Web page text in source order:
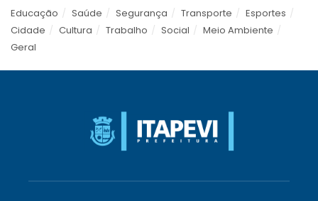
Educação Saúde Segurança Transporte
Esportes
Cidade
Cultura Trabalho Social
Meio Ambiente
Geral